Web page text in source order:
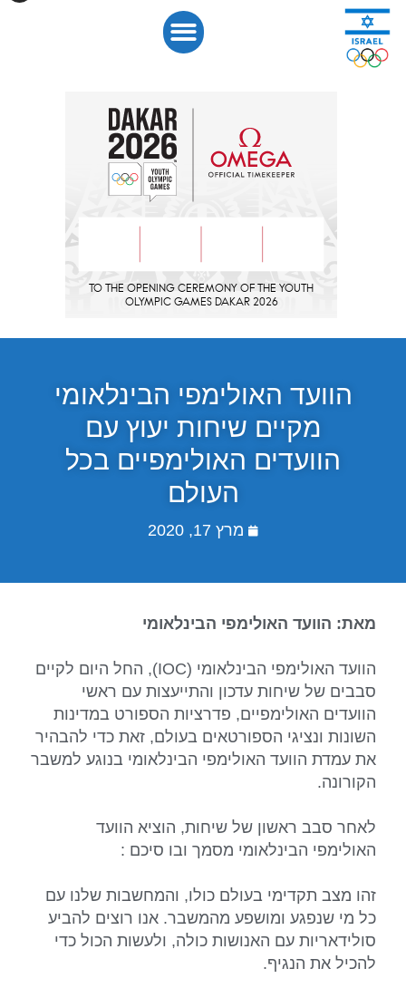
הוועד האולימפי הבינלאומי
מקיים שיחות יעוץ עם
הוועדים האולימפיים בכל
העולם
מרץ 17, 2020
מאת: הוועד האולימפי הבינלאומי
הוועד האולימפי הבינלאומי (IOC), החל היום לקיים
סבבים של שיחות עדכון והתייעצות עם ראשי
הוועדים האולימפיים, פדרציות הספורט במדינות
השונות ונציגי הספורטאים בעולם, זאת כדי להבהיר
את עמדת הוועד האולימפי הבינלאומי בנוגע למשבר
הקורונה.
לאחר סבב ראשון של שיחות, הוציא הוועד
האולימפי הבינלאומי מסמך ובו סיכם :
זהו מצב תקדימי בעולם כולו, והמחשבות שלנו עם
כל מי שנפגע ומושפע מהמשבר. אנו רוצים להביע
סולידאריות עם האנושות כולה, ולעשות הכול כדי
להכיל את הנגיף.